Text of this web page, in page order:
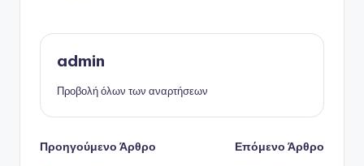
admin
Προβολή όλων των αναρτήσεων
Πλοήγηση
Προηγούμενο Άρθρο
Επόμενο Άρθρο